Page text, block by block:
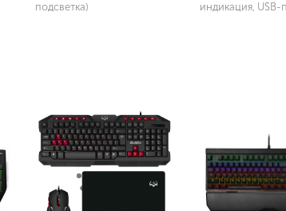
подсветка)
индикация, USB-